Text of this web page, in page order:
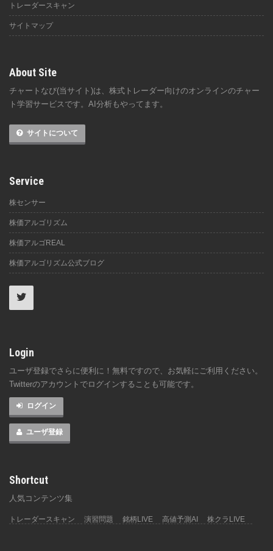
トレーダースキャン
サイトマップ
About Site
チャートなび(当サイト)は、株式トレーダー向けのオンラインのチャー
ト学習サービスです。AI分析もやってます。
サイトについて
Service
株センサー
株価アルゴリズム
株価アルゴREAL
株価アルゴリズム公式ブログ
Login
ユーザ登録でさらに便利に！無料ですので、お気軽にご利用ください。
Twitterのアカウントでログインすることも可能です。
ログイン
ユーザ登録
Shortcut
人気コンテンツ集
トレーダースキャン 演習問題 銘柄LIVE 高値予測AI 株クラLIVE